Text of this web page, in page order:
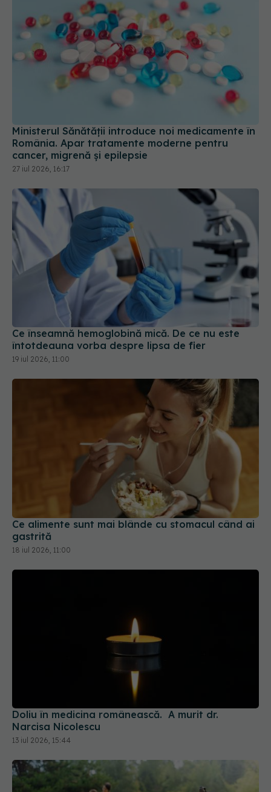
Ministerul Sănătății introduce noi medicamente în
România. Apar tratamente moderne pentru
cancer, migrenă și epilepsie
27 iul 2026, 16:17
Ce înseamnă hemoglobină mică. De ce nu este
întotdeauna vorba despre lipsa de fier
19 iul 2026, 11:00
Ce alimente sunt mai blânde cu stomacul când ai
gastrită
18 iul 2026, 11:00
Doliu în medicina românească. A murit dr.
Narcisa Nicolescu
13 iul 2026, 15:44